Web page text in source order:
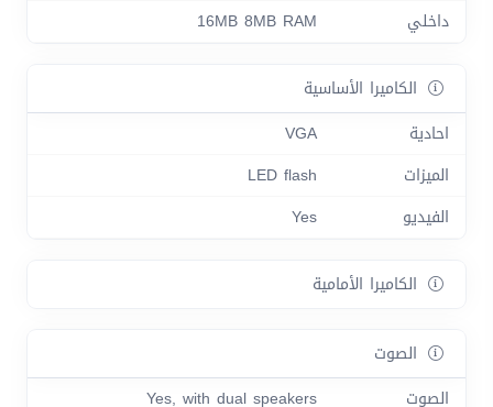
داخلي
16MB 8MB RAM
الكاميرا الأساسية
احادية
VGA
الميزات
LED flash
الفيديو
Yes
الكاميرا الأمامية
الصوت
الصوت
Yes, with dual speakers